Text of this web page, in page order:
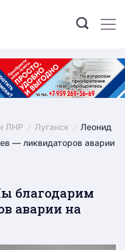
ЛНР Луганск
Леонид
— ликвидаторов аварии
благодарим
аварии на